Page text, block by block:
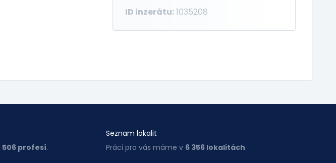
ID inzerátu:1035208
506 profesí.
Seznam lokalit
Práci pro vás máme v 6 356 lokalitách.